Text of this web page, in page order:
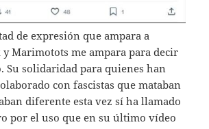
de expresión que ampara a
Marimotots me ampara para decir
Su solidaridad para quienes han
con fascistas que mataban
diferente esta vez sí ha llamado
por el uso que en su último vídeo